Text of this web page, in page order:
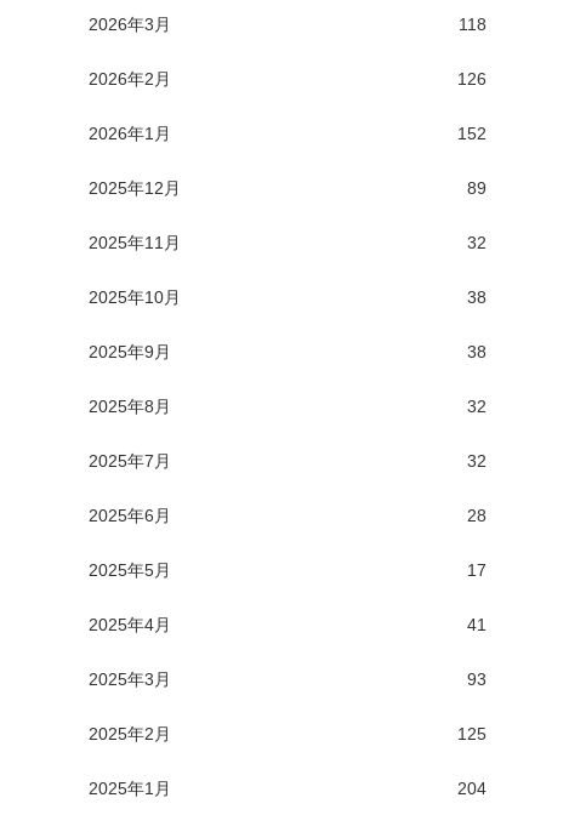
2026年3月 118
2026年2月 126
2026年1月 152
2025年12月 89
2025年11月 32
2025年10月 38
2025年9月 38
2025年8月 32
2025年7月 32
2025年6月 28
2025年5月 17
2025年4月 41
2025年3月 93
2025年2月 125
2025年1月 204